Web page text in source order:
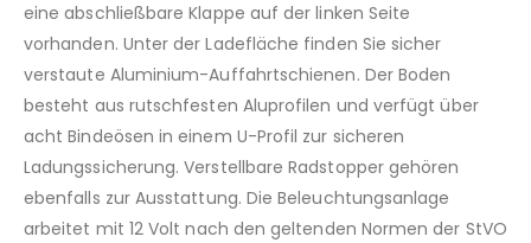
eine abschließbare Klappe auf der linken Seite
vorhanden. Unter der Ladefläche finden Sie sicher
verstaute Aluminium-Auffahrtschienen. Der Boden
besteht aus rutschfesten Aluprofilen und verfügt über
acht Bindeösen in einem U-Profil zur sicheren
Ladungssicherung. Verstellbare Radstopper gehören
ebenfalls zur Ausstattung. Die Beleuchtungsanlage
arbeitet mit 12 Volt nach den geltenden Normen der StVO